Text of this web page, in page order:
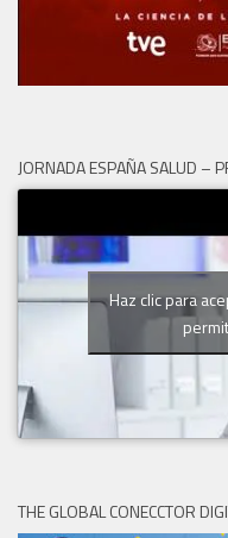
JORNADA ESPAÑA SALUD –
Haz clic para
THE GLOBAL CONECCTOR